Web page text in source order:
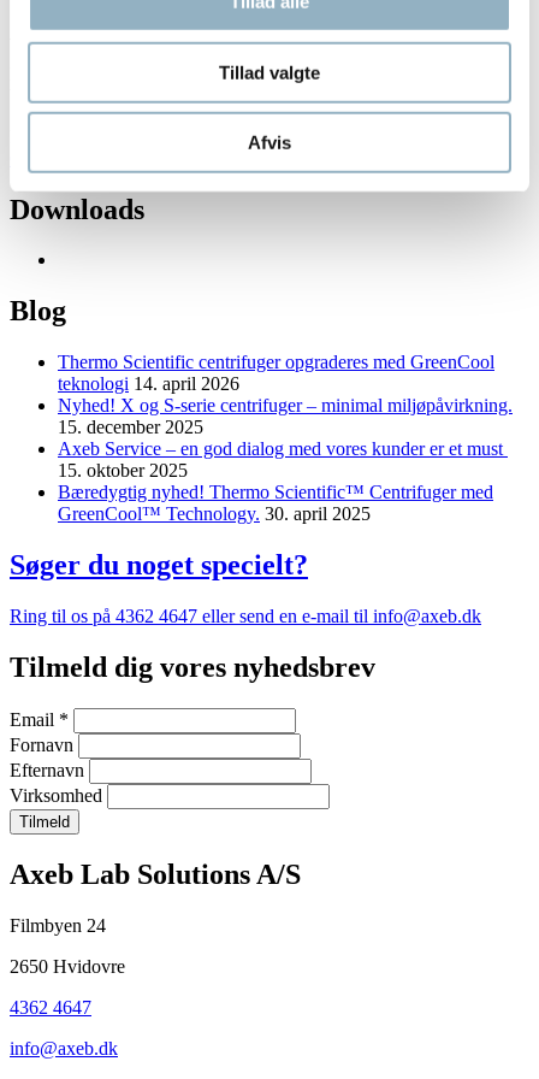
Tillad valgte
Afvis
Axeb Team ønsker alle en rigtig glædelig jul og et godt nytår!
Yvonne Reinhold
Downloads
Andet
indhold
Blog
Thermo Scientific centrifuger opgraderes med GreenCool
teknologi 14. april 2026
Nyhed! X og S-serie centrifuger – minimal miljøpåvirkning.
15. december 2025
Axeb Service – en god dialog med vores kunder er et must
15. oktober 2025
Bæredygtig nyhed! Thermo Scientific™ Centrifuger med
GreenCool™ Technology. 30. april 2025
Søger du noget specielt?
Ring til os på 4362 4647 eller send en e-mail til info@axeb.dk
Tilmeld dig vores nyhedsbrev
Email *
Fornavn
Efternavn
Virksomhed
Company
information
and
newsletter
Axeb Lab Solutions A/S
Filmbyen 24
2650 Hvidovre
4362 4647
info@axeb.dk